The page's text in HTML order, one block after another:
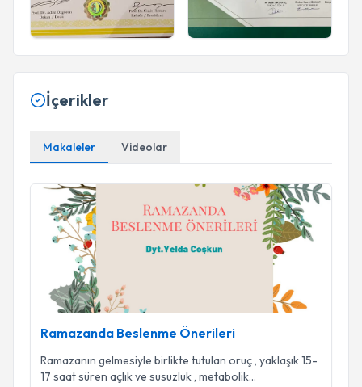
İçerikler
Makaleler Videolar
Ramazanda Beslenme Önerileri
Ramazanda Beslenme Önerileri
Ramazanın gelmesiyle birlikte tutulan oruç , yaklaşık 15-
17 saat süren açlık ve susuzluk , metabolik...